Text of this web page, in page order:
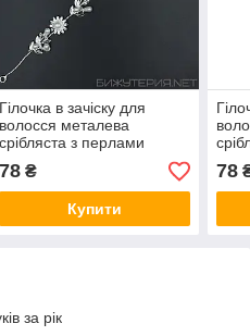
Гілочка в зачіску для
волосся металева
срібляста з перлами
ромашка пелюстки 28 см
із двома неведимками
78₴
Купити
78
за рік